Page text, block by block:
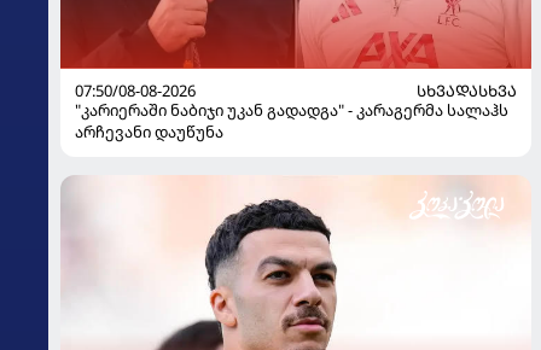
07:50/08-08-2026
ᲡᲮᲕᲐᲓᲐᲡᲮᲕᲐ
"კარიერაში ნაბიჯი უკან გადადგა" - კარაგერმა სალაჰს
არჩევანი დაუწუნა